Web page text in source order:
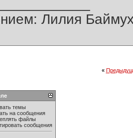
Лилия
«
темы
на сообщения
файлы
сообщения